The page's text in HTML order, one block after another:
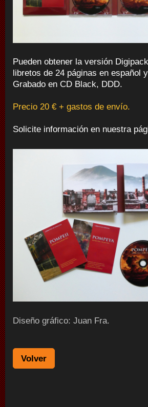
Pueden obtener la versión
libretos de 24 páginas en español
Grabado en CD Black, DDD.
Precio 20 € + gastos de envío.
Solicite información en nuestra
Diseño gráfico: Juan Fra.
Volver